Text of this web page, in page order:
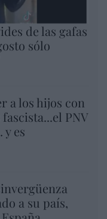
de las gafas
sólo
a los hijos con
PNV
es
a su país,